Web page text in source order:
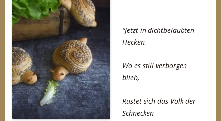
“Jetzt in dichtbelaubten
Hecken,
Wo es still verborgen
blieb,
Rüstet sich das Volk der
Schnecken